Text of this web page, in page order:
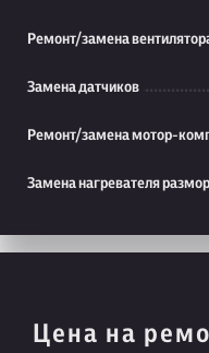
Ремонт/замена
Замена датчиков
Ремонт/замена мотор-
Замена нагревателя
Цена на